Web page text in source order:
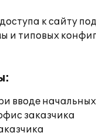
к сайту
и типовых
вводе
заказчика